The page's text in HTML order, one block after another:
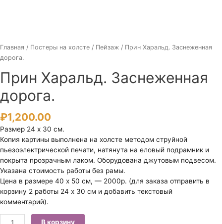
Главная / Постеры на холсте / Пейзаж / Прин Харальд. Заснеженная
дорога.
Прин Харальд. Заснеженная
дорога.
₽1,200.00
Размер 24 х 30 см.
Копия картины выполнена на холсте методом струйной
пьезоэлектрической печати, натянута на еловый подрамник и
покрыта прозрачным лаком. Оборудована джутовым подвесом.
Указана стоимость работы без рамы.
Цена в размере 40 х 50 см, — 2000р. (для заказа отправить в
корзину 2 работы 24 х 30 см и добавить текстовый
комментарий).
Количество
В корзину